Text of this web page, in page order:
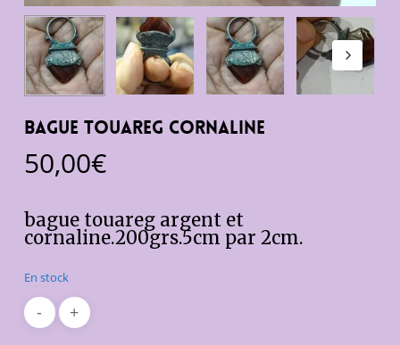
bague touareg cornaline
50,00€
bague touareg argent et
cornaline.200grs.5cm par 2cm.
En stock